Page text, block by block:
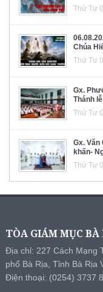
Thứ Tư
Chúa
Thứ Tư
Gx.
Thánh
Thứ Tư
Gx. Văn
khấn-
Thứ Tư
TÒA GIÁM MỤC BÀ
Địa chỉ: 227 Cách Mạng
phố Bà Rịa, Tỉnh Bà Rịa
Điện thoại: (0254) 3737